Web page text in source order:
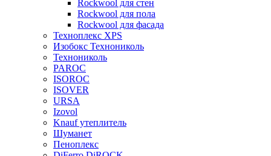
Rockwool для стен
Rockwool для пола
Rockwool для фасада
Техноплекс XPS
Изобокс Технониколь
Технониколь
PAROC
ISOROC
ISOVER
URSA
Izovol
Knauf утеплитель
Шуманет
Пеноплекс